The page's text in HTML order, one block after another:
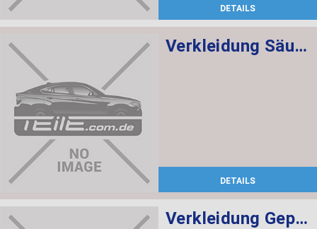
DETAILS
Verkleidung Säule hinten links SCHWARZ
DETAILS
Verkleidung Gepäckraum links ANTHRAZIT